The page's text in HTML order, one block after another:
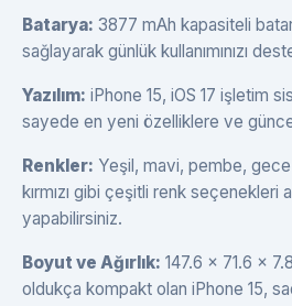
Batarya: 3877 mAh kapasiteli
sağlayarak günlük kullanımınızı
Yazılım: iPhone 15, iOS 17 işletim
sayede en yeni özelliklere ve
Renkler: Yeşil, mavi, pembe, gece
kırmızı gibi çeşitli renk seçenekleri
yapabilirsiniz.
Boyut ve Ağırlık: 147.6 x 71.6 x
oldukça kompakt olan iPhone 15,